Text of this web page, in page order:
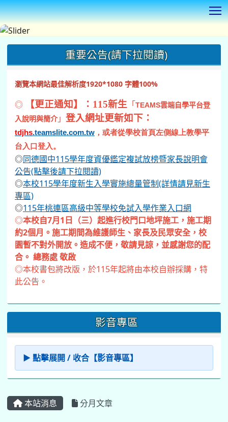
重要公告(請下拉閱讀)
瀏覽本網站最佳解析度1920*1080 字體100%
◎ 【更正通知】：115新生 「 TEAMS雲端自學平台登
入說明與簡介」 登入網址更新如下：
tdjhs.teamslite.com.tw ，或者從學校首頁左側線上教學平
台入口登入。
◎同德國中115學年度資優鑑定複試放榜暨家長說明會
公告(點擊後請下拉閱讀)
◎本校115學年度新生入學實施總量管制(詳情請見新生
專區)
◎115年桃連區高級中等學校免試入學作業入口網
◎本校自7月1日（三）起進行校門口地坪施工，施工期
約2個月。施工期間為維護師生、家長及民眾安全，校
園暫不對外開放。造成不便，敬請見諒，並感謝您的配
合。 總務處 敬啟
◎本校書包將改版，於115年起將由本校自辦採購，特
此公告。
影音專區
▶ 點擊展開 / 收合【影音專區】
本站消息 分月文章